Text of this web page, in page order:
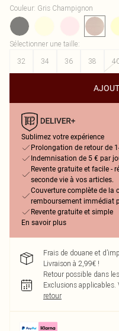
Couleur: Gris Champignon
Sélectionner une taille:
32
34 36 38
Sublimez votre expérience
Prolongation de retour de
Indemnisation de 5 € par
Revente gratuite et facile -
seconde vie à vos articles.
Couverture complète de la
remboursement immédiat
Revente gratuite et simple
En savoir plus
Frais de douane et
Livraison à 2,99€ !
Retour possible dans
Exclusions applicables.
retour